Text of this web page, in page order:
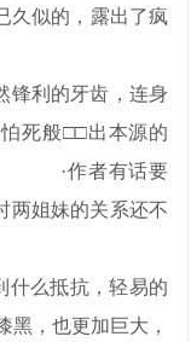
久似的，露出了疯
锋利的牙齿，连身
死般□□出本源的
·作者有话要
两姐妹的关系还不
什么抵抗，轻易的
黑，也更加巨大，